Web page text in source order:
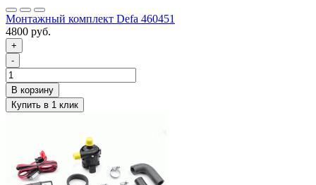
Монтажный комплект Defa 460451
4800 руб.
+
-